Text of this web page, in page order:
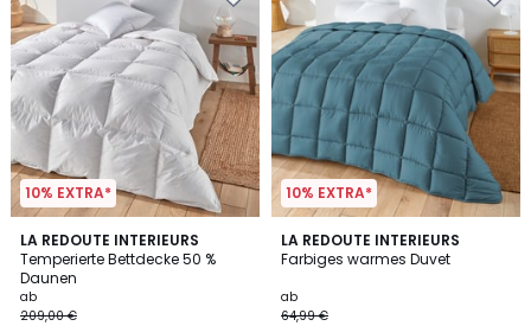
10% EXTRA*
LA REDOUTE INTERIEURS
Temperierte Bettdecke 50 %
Daunen
ab
209,00 €
4,3
/ 5
10% EXTRA*
LA REDOUTE INTERIEURS
Farbiges warmes Duvet
ab
64,99 €
4,5
/ 5
6
Farben